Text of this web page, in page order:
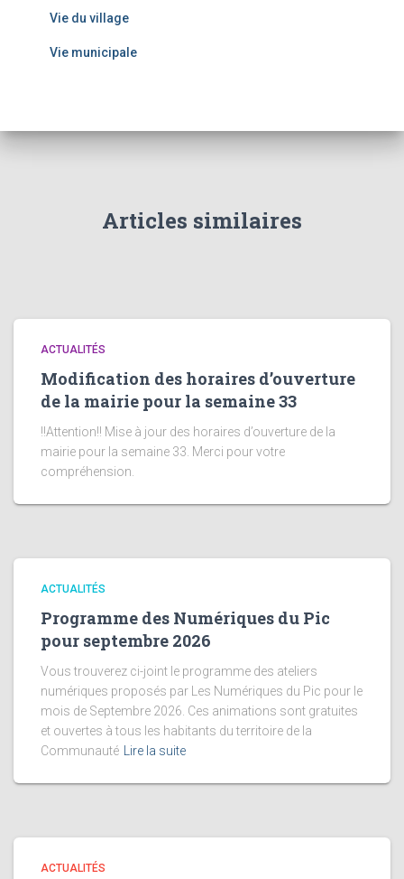
Vie du village
Vie municipale
Articles similaires
ACTUALITÉS
Modification des horaires d’ouverture
de la mairie pour la semaine 33
!!Attention!! Mise à jour des horaires d’ouverture de la
mairie pour la semaine 33. Merci pour votre
compréhension.
ACTUALITÉS
Programme des Numériques du Pic
pour septembre 2026
Vous trouverez ci-joint le programme des ateliers
numériques proposés par Les Numériques du Pic pour le
mois de Septembre 2026. Ces animations sont gratuites
et ouvertes à tous les habitants du territoire de la
Communauté
Lire la suite
ACTUALITÉS